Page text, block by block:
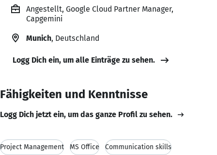
Angestellt, Google Cloud Partner Manager,
Capgemini
Munich, Deutschland
Logg Dich ein, um alle Einträge zu sehen.
Fähigkeiten und Kenntnisse
Logg Dich jetzt ein, um das ganze Profil zu sehen.
Project Management MS Office Communication skills